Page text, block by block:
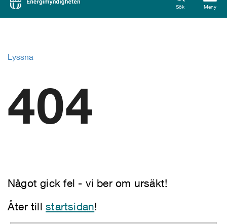
Sök Meny
Lyssna
404
Något gick fel - vi ber om ursäkt!
Åter tillstartsidan!